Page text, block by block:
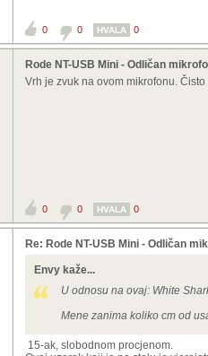
0 0 HVALA 0
Rode NT-USB Mini - Odličan
Vrh je zvuk na ovom mikrofonu.
0 0 HVALA 0
Re: Rode NT-USB Mini - Odličan
Envy kaže...
U odnosu na ovaj: White
Mene zanima koliko cm od
15-ak, slobodnom procjenom.